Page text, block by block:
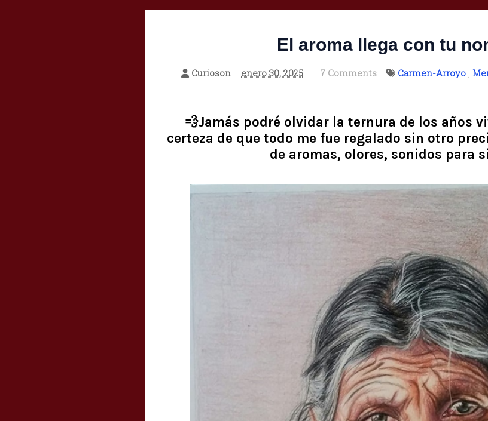
El aroma llega con tu
Curioson enero 30, 2025 7 Comments Carmen-Arroyo ,
💨Jamás podré olvidar la ternura de los años
certeza de que todo me fue regalado sin otro
de aromas, olores, sonidos para